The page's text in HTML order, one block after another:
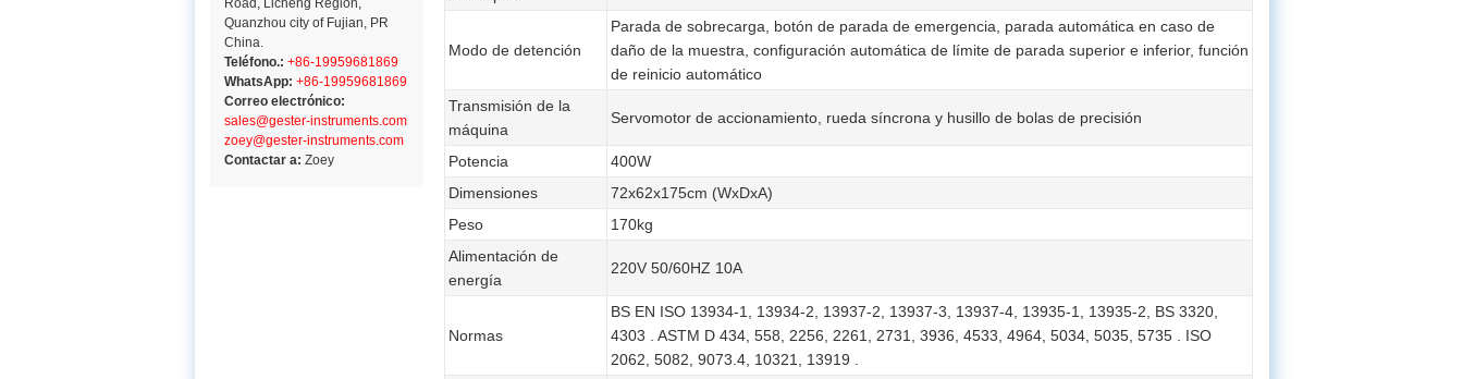
Road, Licheng Region,
Quanzhou city of Fujian, PR
China.
Teléfono.: +86-19959681869
WhatsApp: +86-19959681869
Correo electrónico:
sales@gester-instruments.com
zoey@gester-instruments.com
Contactar a: Zoey
Modo de detención
Parada de sobrecarga, botón de parada de emergencia, parada automática en caso de
daño de la muestra, configuración automática de límite de parada superior e inferior, función
de reinicio automático
Transmisión de la
máquina
Servomotor de accionamiento, rueda síncrona y husillo de bolas de precisión
Potencia
400W
Dimensiones
72x62x175cm (WxDxA)
Peso
170kg
Alimentación de
energía
220V 50/60HZ 10A
Normas
BS EN ISO 13934-1, 13934-2, 13937-2, 13937-3, 13937-4, 13935-1, 13935-2, BS 3320,
4303 . ASTM D 434, 558, 2256, 2261, 2731, 3936, 4533, 4964, 5034, 5035, 5735 . ISO
2062, 5082, 9073.4, 10321, 13919 .